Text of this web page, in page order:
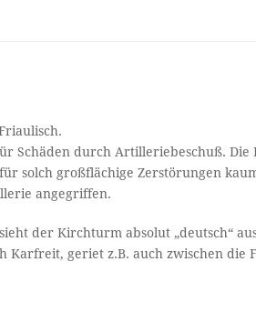
Schäden durch Artilleriebeschuß.
solch großflächige Zerstörungen
angegriffen.
der Kirchturm absolut „deutsch“
Karfreit, geriet z.B. auch zwischen